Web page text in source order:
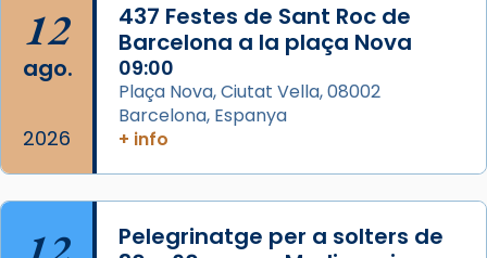
Foto
View on Facebook · Share
12
ago.
2026
437 Festes de Sant Roc de
Barcelona a la plaça Nova
09:00
Plaça Nova, Ciutat Vella, 08002
Barcelona, Espanya
+ info
Pelegrinatge per a solters de